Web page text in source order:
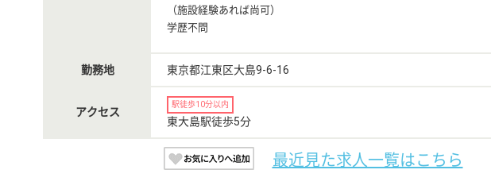
（施設経験あれば尚可）
学歴不問
勤務地 東京都江東区大島9-6-16
アクセス
駅徒歩10分以内
東大島駅徒歩5分
最近見た求人一覧はこちら